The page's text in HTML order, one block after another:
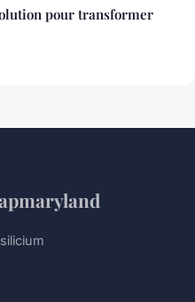
pour transformer